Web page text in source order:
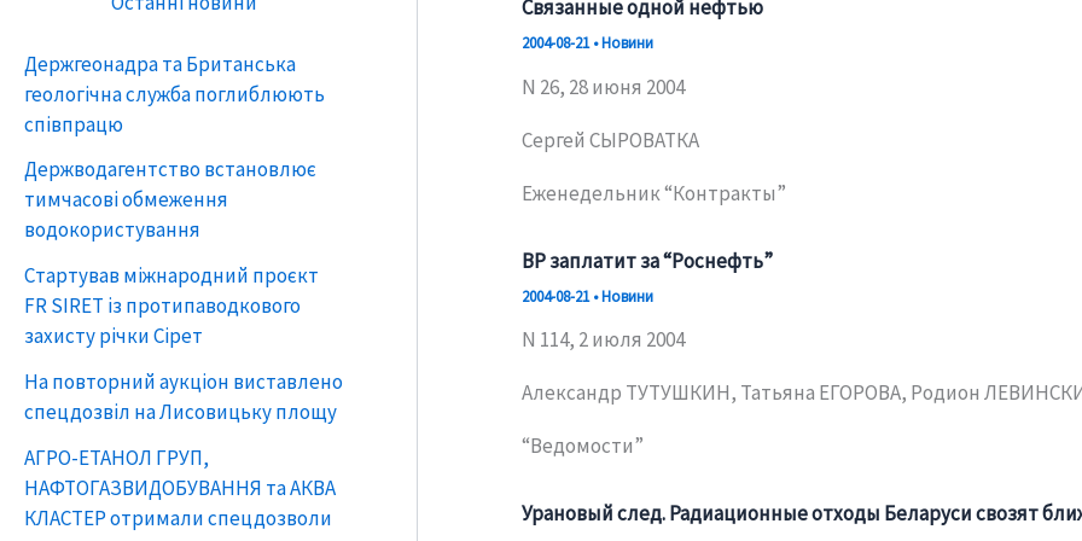
Держгеонадра та Британська
геологічна служба поглиблюють
співпрацю
Держводагентство встановлює
тимчасові обмеження
водокористування
Стартував міжнародний проєкт
FR SIRET із протипаводкового
захисту річки Сірет
На повторний аукціон виставлено
спецдозвіл на Лисовицьку площу
АГРО-ЕТАНОЛ ГРУП,
НАФТОГАЗВИДОБУВАННЯ та АКВА
КЛАСТЕР отримали спецдозволи
Связанные одной нефтью
2004-08-21•Новини
N 26, 28 июня 2004
Сергей СЫРОВАТКА
Eженедельник “Контракты”
BP заплатит за “Роснефть”
2004-08-21•Новини
N 114, 2 июля 2004
Александр ТУТУШКИН, Татьяна ЕГОРОВА, Родион
“Ведомости”
Урановый след. Радиационные отходы Беларуси свозят